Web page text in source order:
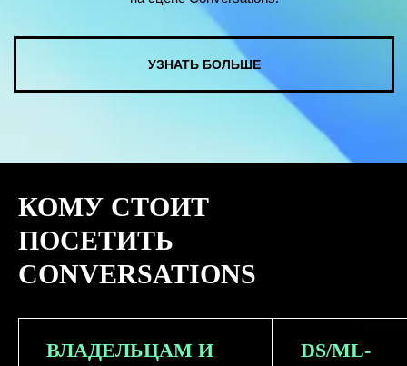
КОМУ СТОИТ
ПОСЕТИТЬ
CONVERSATIONS
ВЛАДЕЛЬЦАМ И
DS/ML-